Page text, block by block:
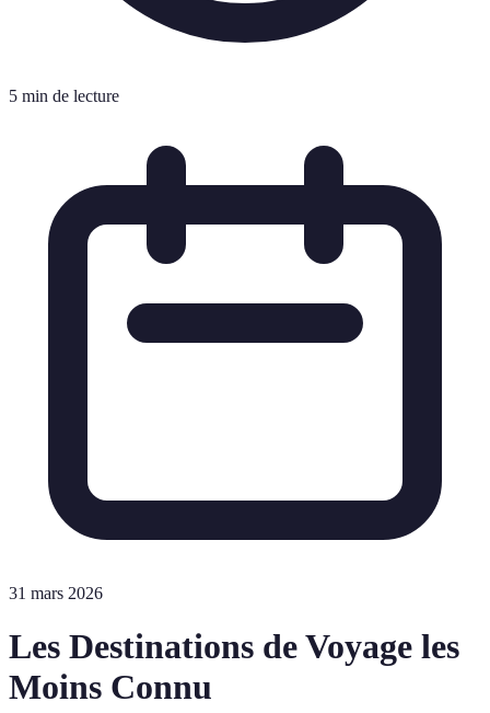
5 min de lecture
31 mars 2026
Les Destinations de Voyage les
Moins Connu